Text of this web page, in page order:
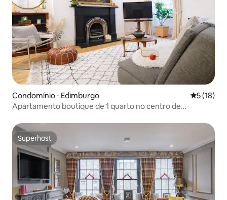
Condomínio ⋅ Edimburgo 5 de uma
5 (18)
Apartamento boutique de 1 quarto no centro de
Superhost
Superhost